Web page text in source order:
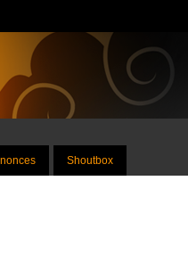
Shoutbox